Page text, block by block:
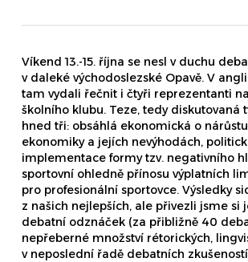
Víkend 13.-15. října se nesl v duchu
v daleké východoslezské Opavě. V
tam vydali řečnit i čtyři reprezentanti
školního klubu. Teze, tedy diskutovaná
hned tři: obsáhlá ekonomická o
ekonomiky a jejích nevýhodách,
implementace formy tzv. negativního
sportovní ohledně přínosu výplatních
pro profesionální sportovce. Výsledky
z našich nejlepších, ale přivezli jsme si
debatní odznáček (za přibližně 40
nepřeberné množství rétorických,
v neposlední řadě debatních